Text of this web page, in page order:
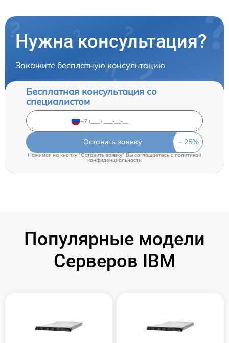
Нужна консультация?
Закажите бесплатную консультацию
Бесплатная консультация со
специалистом
Оставить заявку
Нажимая на кнопку "Оставить заявку" Вы соглашаетесь c политикой
конфиденциальности
Популярные модели
Серверов IBM